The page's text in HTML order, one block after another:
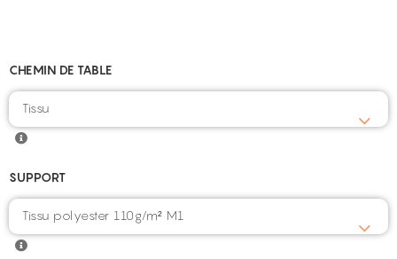
CHEMIN DE TABLE
Tissu
SUPPORT
Tissu polyester 110g/m² M1